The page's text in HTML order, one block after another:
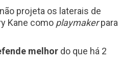
projeta os laterais de
Kane como playmakerpara
melhor do que há 2